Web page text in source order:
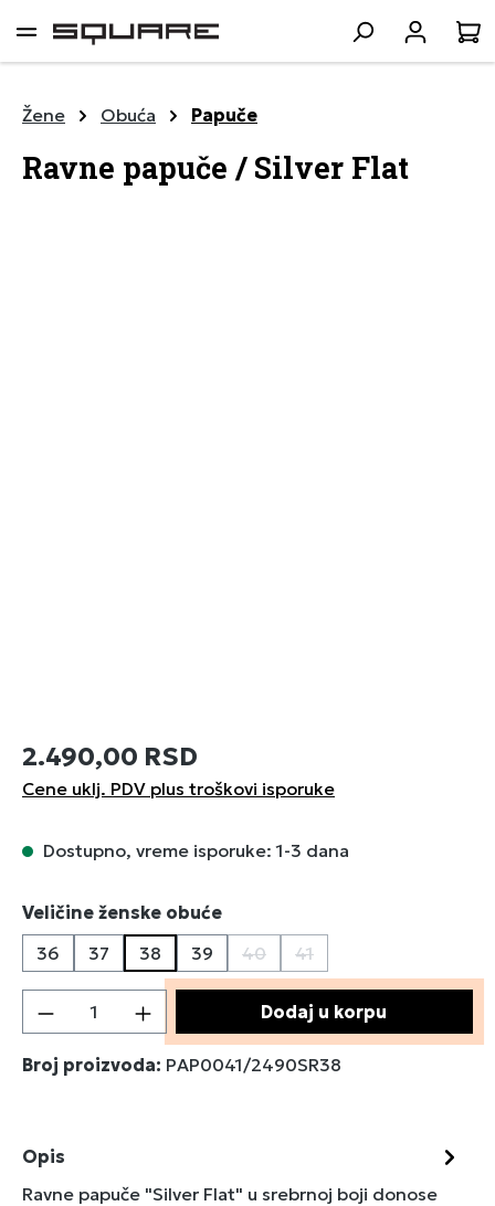
sadržaj
Žene Obuća Papuče
Ravne papuče / Silver Flat
2.490,00 RSD
Cene uklj. PDV plus troškovi isporuke
Dostupno, vreme isporuke: 1-3 dana
Izaberi
Veličine ženske obuće
36
37 38 39 40
(Ova opcija trenutno nije
41
(Ova opcija trenutno
Količina proizvoda: Unesite željenu
Dodaj u korpu
Broj proizvoda: PAP0041/2490SR38
Opis
Ravne papuče "Silver Flat" u srebrnoj boji donose